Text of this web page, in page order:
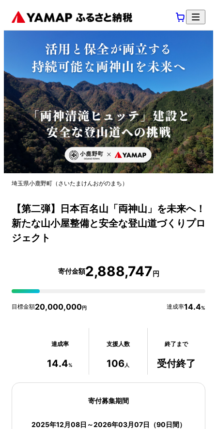
埼玉県小鹿野町（さいたまけんおがのまち）
【第二弾】日本百名山「両神山」を未来へ！
新たな山小屋整備と安全な登山道づくりプロ
ジェクト
寄付金額2,888,747円
目標金額20,000,000円 達成率14.4%
達成率
14.4%
支援人数
106人
終了まで
受付終了
寄付募集期間
2025年12月08日 ～2026年03月07日 （90日間）